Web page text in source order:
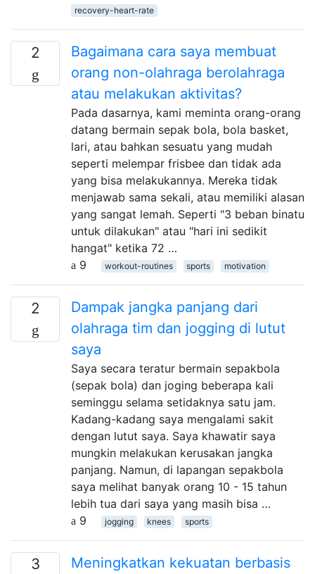
recovery-heart-rate
2
Bagaimana cara saya membuat
orang non-olahraga berolahraga
atau melakukan aktivitas?
Pada dasarnya, kami meminta orang-orang
datang bermain sepak bola, bola basket,
lari, atau bahkan sesuatu yang mudah
seperti melempar frisbee dan tidak ada
yang bisa melakukannya. Mereka tidak
menjawab sama sekali, atau memiliki alasan
yang sangat lemah. Seperti "3 beban binatu
untuk dilakukan" atau "hari ini sedikit
hangat" ketika 72 …
9
workout-routines sports motivation
2
Dampak jangka panjang dari
olahraga tim dan jogging di lutut
saya
Saya secara teratur bermain sepakbola
(sepak bola) dan joging beberapa kali
seminggu selama setidaknya satu jam.
Kadang-kadang saya mengalami sakit
dengan lutut saya. Saya khawatir saya
mungkin melakukan kerusakan jangka
panjang. Namun, di lapangan sepakbola
saya melihat banyak orang 10 - 15 tahun
lebih tua dari saya yang masih bisa …
9
jogging knees sports
3
Meningkatkan kekuatan berbasis